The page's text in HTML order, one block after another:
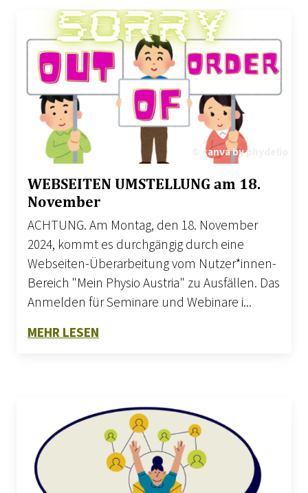
© canva by phydelio
WEBSEITEN UMSTELLUNG am 18.
November
ACHTUNG. Am Montag, den 18. November
2024, kommt es durchgängig durch eine
Webseiten-Überarbeitung vom Nutzer*innen-
Bereich "Mein Physio Austria" zu Ausfällen. Das
Anmelden für Seminare und Webinare i...
MEHR LESEN